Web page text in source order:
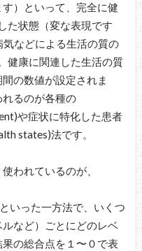
）といって、完全に健
た状態（変な表現です
などによる生活の質の
健康に関連した生活の質
の数値が設定されま
るのが各種の
や症状に特化した患者
states)法です。
われているのが、
いった一方法で、いくつ
など）ごとにどのレベ
の総合点を１〜０で表